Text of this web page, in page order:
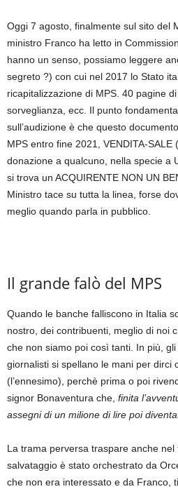
Oggi 7 agosto, finalmente sul sito del
ministro Franco ha letto in
hanno un senso, possiamo leggere
segreto ?) con cui nel 2017 lo Stato
ricapitalizzazione di MPS. 40 pagine
sorveglianza, ecc. Il punto
sull’audizione è che questo
MPS entro fine 2021, VENDITA-
donazione a qualcuno, nella specie a
si trova un ACQUIRENTE NON UN
Ministro tace su tutta la linea, forse
meglio quando parla in pubblico.
Il grande falò del MPS
Quando le banche falliscono in Italia
nostro, dei contribuenti, meglio di noi
che non siamo poi così tanti. In più,
giornalisti si spellano le mani per dirci
(l’ennesimo), perchè prima o poi
signor Bonaventura che, finita
assegni di un milione di lire poi
La trama perversa traspare anche
salvataggio è stato orchestrato da
che non era interessato e da Franco,